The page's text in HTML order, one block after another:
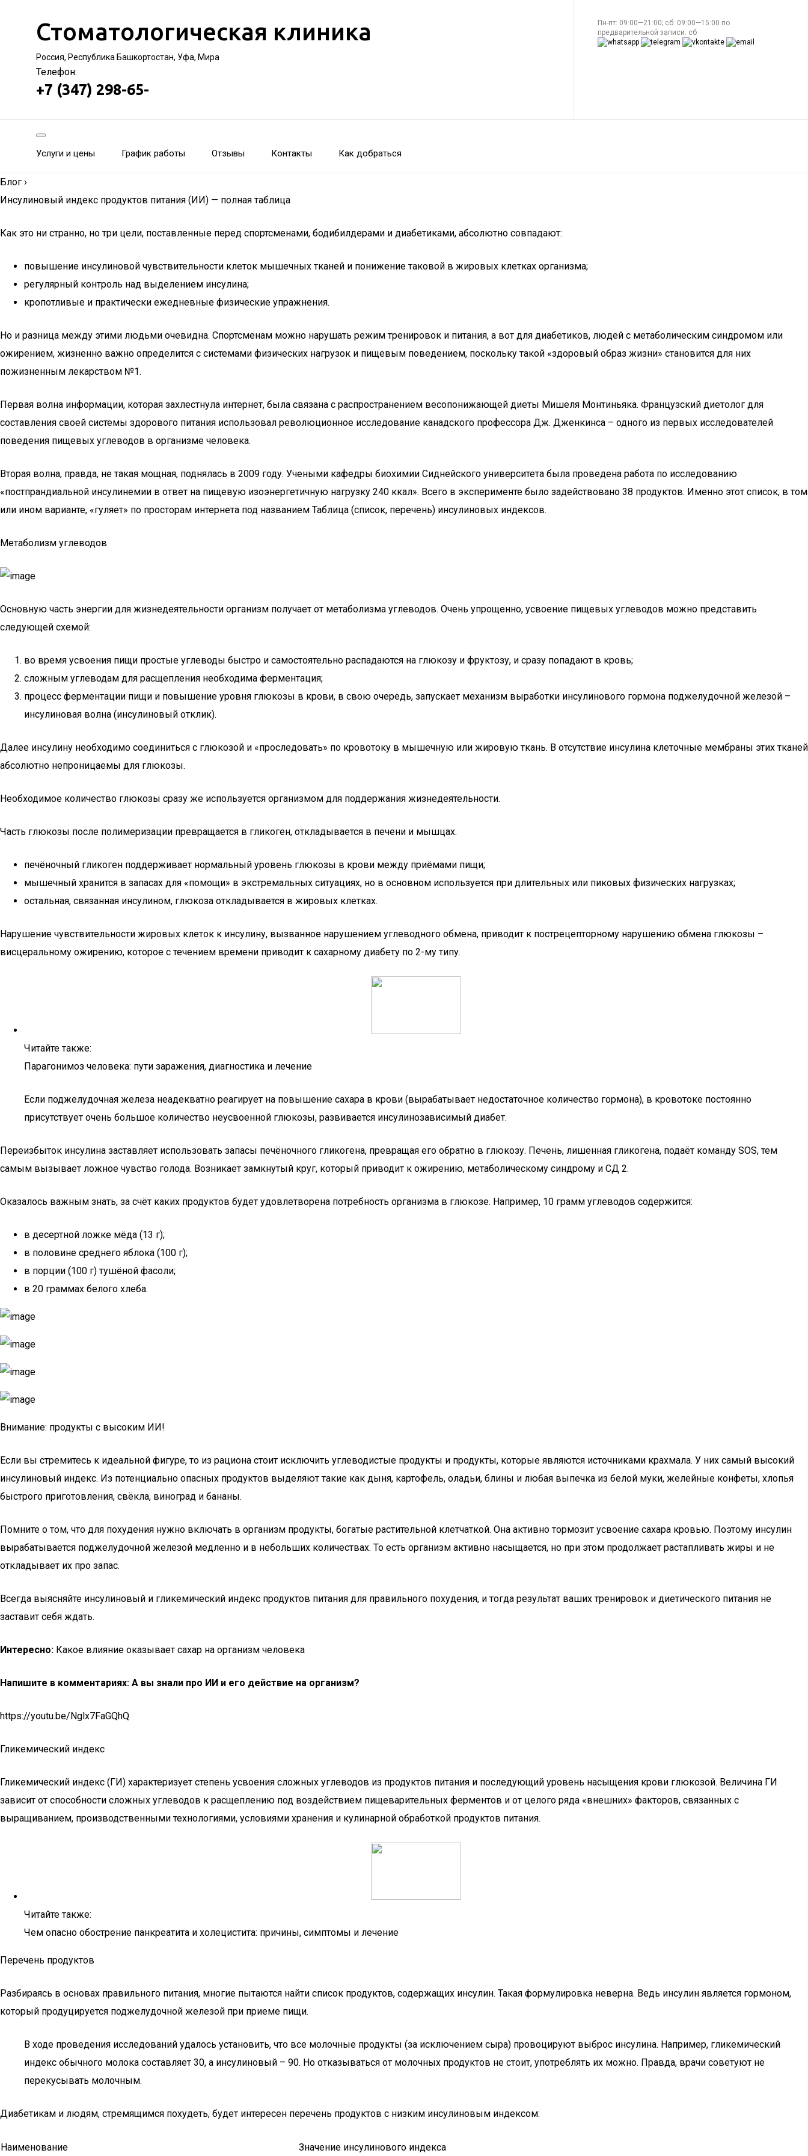
Стоматологическая клиника
Россия, Республика Башкортостан, Уфа, Мира
Телефон:
+7 (347) 298-65-
Пн-пт: 09:00—21:00; сб: 09:00—15:00 по
предварительной записи: сб
Услуги и цены График работы Отзывы Контакты Как добраться
Блог ›
Инсулиновый индекс продуктов питания (ИИ) — полная таблица
Как это ни странно, но три цели, поставленные перед спортсменами, бодибилдерами и диабетиками, абсолютно совпадают:
повышение инсулиновой чувствительности клеток мышечных тканей и понижение таковой в жировых клетках организма;
регулярный контроль над выделением инсулина;
кропотливые и практически ежедневные физические упражнения.
Но и разница между этими людьми очевидна. Спортсменам можно нарушать режим тренировок и питания, а вот для диабетиков, людей с метаболическим синдромом или
ожирением, жизненно важно определится с системами физических нагрузок и пищевым поведением, поскольку такой «здоровый образ жизни» становится для них
пожизненным лекарством №1.
Первая волна информации, которая захлестнула интернет, была связана с распространением весопонижающей диеты Мишеля Монтиньяка. Французский диетолог для
составления своей системы здорового питания использовал революционное исследование канадского профессора Дж. Дженкинса – одного из первых исследователей
поведения пищевых углеводов в организме человека.
Вторая волна, правда, не такая мощная, поднялась в 2009 году. Учеными кафедры биохимии Сиднейского университета была проведена работа по исследованию
«постпрандиальной инсулинемии в ответ на пищевую изоэнергетичную нагрузку 240 ккал». Всего в эксперименте было задействовано 38 продуктов. Именно этот список, в том
или ином варианте, «гуляет» по просторам интернета под названием Таблица (список, перечень) инсулиновых индексов.
Метаболизм углеводов
Основную часть энергии для жизнедеятельности организм получает от метаболизма углеводов. Очень упрощенно, усвоение пищевых углеводов можно представить
следующей схемой:
во время усвоения пищи простые углеводы быстро и самостоятельно распадаются на глюкозу и фруктозу, и сразу попадают в кровь;
сложным углеводам для расщепления необходима ферментация;
процесс ферментации пищи и повышение уровня глюкозы в крови, в свою очередь, запускает механизм выработки инсулинового гормона поджелудочной железой –
инсулиновая волна (инсулиновый отклик).
Далее инсулину необходимо соединиться с глюкозой и «проследовать» по кровотоку в мышечную или жировую ткань. В отсутствие инсулина клеточные мембраны этих тканей
абсолютно непроницаемы для глюкозы.
Необходимое количество глюкозы сразу же используется организмом для поддержания жизнедеятельности.
Часть глюкозы после полимеризации превращается в гликоген, откладывается в печени и мышцах.
печёночный гликоген поддерживает нормальный уровень глюкозы в крови между приёмами пищи;
мышечный хранится в запасах для «помощи» в экстремальных ситуациях, но в основном используется при длительных или пиковых физических нагрузках;
остальная, связанная инсулином, глюкоза откладывается в жировых клетках.
Нарушение чувствительности жировых клеток к инсулину, вызванное нарушением углеводного обмена, приводит к пострецепторному нарушению обмена глюкозы –
висцеральному ожирению, которое с течением времени приводит к сахарному диабету по 2-му типу.
Читайте также:
Парагонимоз человека: пути заражения, диагностика и лечение
Если поджелудочная железа неадекватно реагирует на повышение сахара в крови (вырабатывает недостаточное количество гормона), в кровотоке постоянно
присутствует очень большое количество неусвоенной глюкозы, развивается инсулинозависимый диабет.
Переизбыток инсулина заставляет использовать запасы печёночного гликогена, превращая его обратно в глюкозу. Печень, лишенная гликогена, подаёт команду SOS, тем
самым вызывает ложное чувство голода. Возникает замкнутый круг, который приводит к ожирению, метаболическому синдрому и СД 2.
Оказалось важным знать, за счёт каких продуктов будет удовлетворена потребность организма в глюкозе. Например, 10 грамм углеводов содержится:
в десертной ложке мёда (13 г);
в половине среднего яблока (100 г);
в порции (100 г) тушёной фасоли;
в 20 граммах белого хлеба.
Внимание: продукты с высоким ИИ!
Если вы стремитесь к идеальной фигуре, то из рациона стоит исключить углеводистые продукты и продукты, которые являются источниками крахмала. У них самый высокий
инсулиновый индекс. Из потенциально опасных продуктов выделяют такие как дыня, картофель, оладьи, блины и любая выпечка из белой муки, желейные конфеты, хлопья
быстрого приготовления, свёкла, виноград и бананы.
Помните о том, что для похудения нужно включать в организм продукты, богатые растительной клетчаткой. Она активно тормозит усвоение сахара кровью. Поэтому инсулин
вырабатывается поджелудочной железой медленно и в небольших количествах. То есть организм активно насыщается, но при этом продолжает растапливать жиры и не
откладывает их про запас.
Всегда выясняйте инсулиновый и гликемический индекс продуктов питания для правильного похудения, и тогда результат ваших тренировок и диетического питания не
заставит себя ждать.
Интересно: Какое влияние оказывает сахар на организм человека
Напишите в комментариях: А вы знали про ИИ и его действие на организм?
https://youtu.be/Nglx7FaGQhQ
Гликемический индекс
Гликемический индекс (ГИ) характеризует степень усвоения сложных углеводов из продуктов питания и последующий уровень насыщения крови глюкозой. Величина ГИ
зависит от способности сложных углеводов к расщеплению под воздействием пищеварительных ферментов и от целого ряда «внешних» факторов, связанных с
выращиванием, производственными технологиями, условиями хранения и кулинарной обработкой продуктов питания.
Читайте также:
Чем опасно обострение панкреатита и холецистита: причины, симптомы и лечение
Перечень продуктов
Разбираясь в основах правильного питания, многие пытаются найти список продуктов, содержащих инсулин. Такая формулировка неверна. Ведь инсулин является гормоном,
который продуцируется поджелудочной железой при приеме пищи.
В ходе проведения исследований удалось установить, что все молочные продукты (за исключением сыра) провоцируют выброс инсулина. Например, гликемический
индекс обычного молока составляет 30, а инсулиновый – 90. Но отказываться от молочных продуктов не стоит, употреблять их можно. Правда, врачи советуют не
перекусывать молочным.
Диабетикам и людям, стремящимся похудеть, будет интересен перечень продуктов с низким инсулиновым индексом:
Наименование Значение инсулинового индекса